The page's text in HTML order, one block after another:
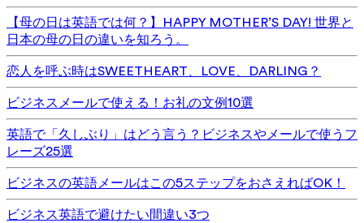
【母の日は英語では何？】HAPPY MOTHER’S DAY! 世界と
日本の母の日の違いを知ろう。
恋人を呼ぶ時はSWEETHEART、LOVE、DARLING？
ビジネスメールで使える！お礼の文例10選
英語で「久しぶり」はどう言う？ビジネスやメールで使うフ
レーズ25選
ビジネスの英語メールはこの5ステップをおさえればOK！
ビジネス英語で避けたい間違い3つ